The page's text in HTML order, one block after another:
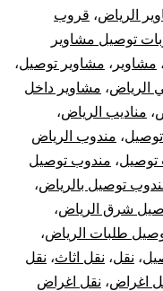
الرياض، قروب
توصيل مشاوير
، مشاوير ، مشاوير توصيل،
الرياض، مشاوير داخل
، مناديب الرياض،
، مندوب الرياض
توصيل، مندوب توصيل
توصيل بالرياض،
شرق الرياض،
طلبات الرياض،
، نقل، نقل اثاث، نقل
اغراض، نقل اغراض